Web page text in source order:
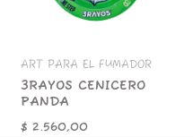
ART PARA EL FUMADOR
3RAYOS CENICERO
PANDA
$ 2.560,00